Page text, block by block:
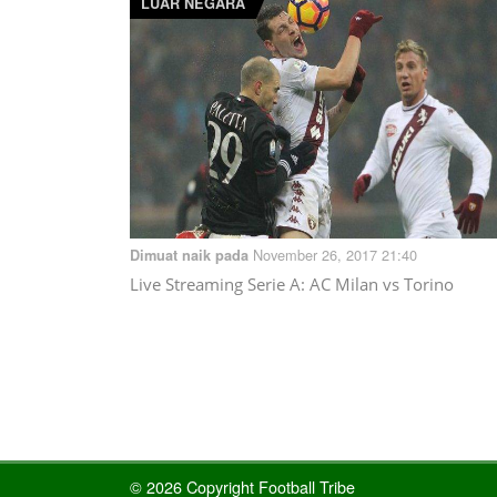
Dimuat naik pada November 26, 2017 21:40
Live Streaming Serie A: AC Milan vs Torino
© 2026 Copyright Football Tribe